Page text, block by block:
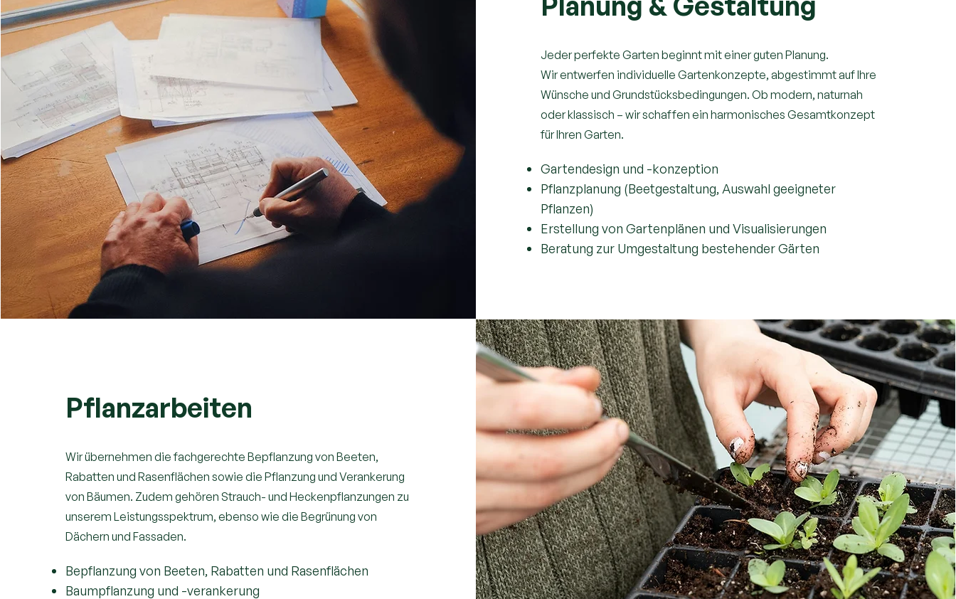
Jeder perfekte Garten beginnt mit einer guten Planung.
Wir entwerfen individuelle Gartenkonzepte, abgestimmt auf Ihre
Wünsche und Grundstücksbedingungen. Ob modern, naturnah
oder klassisch – wir schaffen ein harmonisches Gesamtkonzept
für Ihren Garten.
Gartendesign und -konzeption
Pflanzplanung (Beetgestaltung, Auswahl geeigneter
Pflanzen)
Erstellung von Gartenplänen und Visualisierungen
Beratung zur Umgestaltung bestehender Gärten
Pflanzarbeiten
Wir übernehmen die fachgerechte Bepflanzung von Beeten,
Rabatten und Rasenflächen sowie die Pflanzung und Verankerung
von Bäumen. Zudem gehören Strauch- und Heckenpflanzungen zu
unserem Leistungsspektrum, ebenso wie die Begrünung von
Dächern und Fassaden.
Bepflanzung von Beeten, Rabatten und Rasenflächen
Baumpflanzung und -verankerung